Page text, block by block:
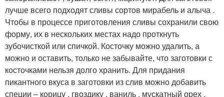
сливами
Соус из слив Соусы из сливы
лучше всего подходят сливы сортов мирабель и алыча .
Чтобы в процессе приготовления сливы сохранили свою
форму, их в нескольких местах надо проткнуть
зубочисткой или спичкой. Косточку можно удалить, а
можно и оставить, только не забывайте, что заготовки с
косточками нельзя долго хранить. Для придания
пикантного вкуса в заготовки из слив можно добавить
специи – корицу , гвоздику , ваниль , мускатный орех .